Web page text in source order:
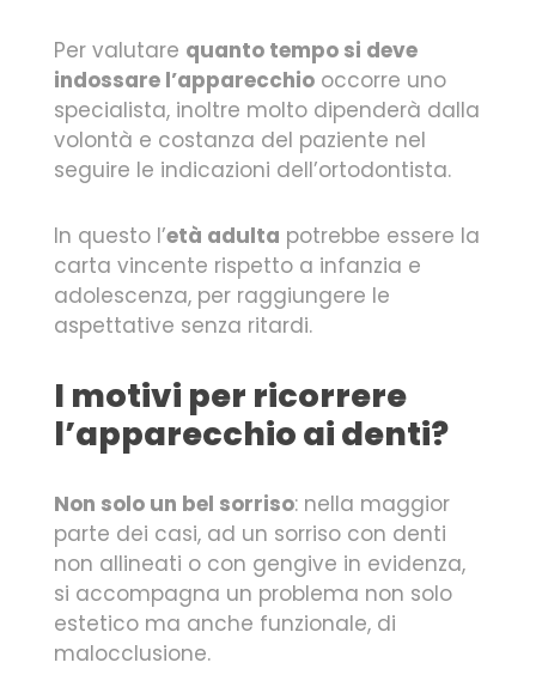
Per valutare quanto tempo si deve
indossare l’apparecchio occorre uno
specialista, inoltre molto dipenderà dalla
volontà e costanza del paziente nel
seguire le indicazioni dell’ortodontista.
In questo l’età adulta potrebbe essere la
carta vincente rispetto a infanzia e
adolescenza, per raggiungere le
aspettative senza ritardi.
I motivi per ricorrere
l’apparecchio ai denti?
Non solo un bel sorriso: nella maggior
parte dei casi, ad un sorriso con denti
non allineati o con gengive in evidenza,
si accompagna un problema non solo
estetico ma anche funzionale, di
malocclusione.